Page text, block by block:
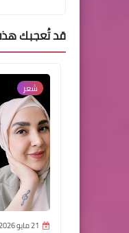
قد تُعجبك
شعر
21 مايو 2026